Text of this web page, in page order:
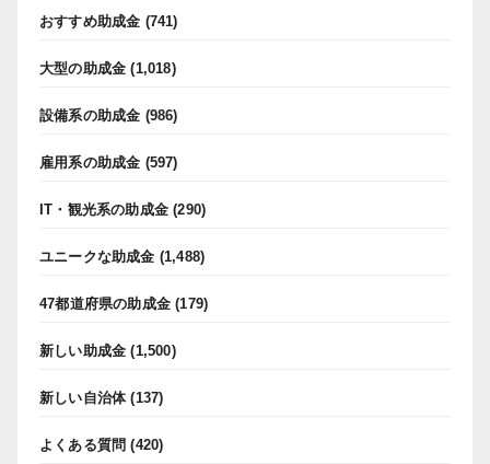
おすすめ助成金 (741)
大型の助成金 (1,018)
設備系の助成金 (986)
雇用系の助成金 (597)
IT・観光系の助成金 (290)
ユニークな助成金 (1,488)
47都道府県の助成金 (179)
新しい助成金 (1,500)
新しい自治体(137)
よくある質問 (420)